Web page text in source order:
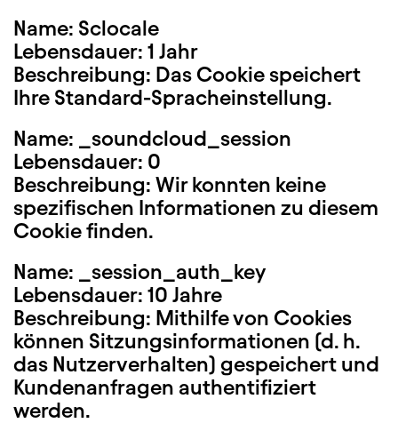
Name: Sclocale
Lebensdauer: 1 Jahr
Beschreibung: Das Cookie speichert
Ihre Standard-Spracheinstellung.
Name: _soundcloud_session
Lebensdauer: 0
Beschreibung: Wir konnten keine
spezifischen Informationen zu diesem
Cookie finden.
Name: _session_auth_key
Lebensdauer: 10 Jahre
Beschreibung: Mithilfe von Cookies
können Sitzungsinformationen (d. h.
das Nutzerverhalten) gespeichert und
Kundenanfragen authentifiziert
werden.